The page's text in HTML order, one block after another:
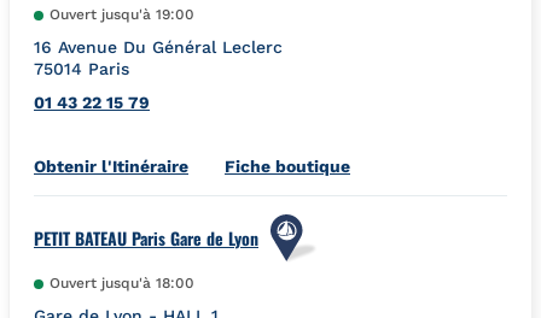
Ouvert jusqu'à 19:00
16 Avenue Du Général Leclerc
75014 Paris
01 43 22 15 79
Obtenir l'ItinéraireLink Opens in New Tab
Fiche boutique
PETIT BATEAU Paris Gare de Lyon
Ouvert jusqu'à 18:00